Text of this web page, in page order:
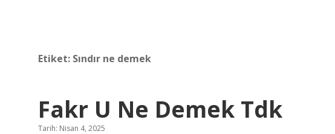
Etiket: Sındır ne demek
Fakr U Ne Demek Tdk
Tarih: Nisan 4, 2025